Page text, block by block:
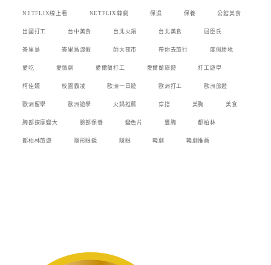
NETFLIX線上看 NETFLIX韓劇 保濕 保養 公館美食
出國打工 台中美食 台北火鍋 台北美食 屈臣氏
峇里島 峇里島渡假 師大夜市 帶你去旅行 度假勝地
愛吃 愛情劇 愛爾蘭打工 愛爾蘭旅遊 打工遊學
柯佳嬿 校園霸凌 歐洲一日遊 歐洲打工 歐洲旅遊
歐洲留學 歐洲遊學 火鍋推薦 穿搭 美胸 美食
胸部按摩變大 臉部保養 變色片 豐胸 都柏林
都柏林旅遊 隱形眼鏡 隱眼 韓劇 韓劇推薦